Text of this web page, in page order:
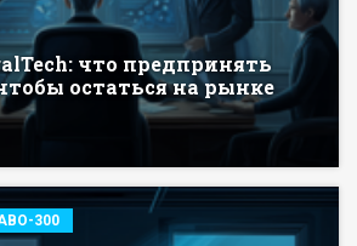
что предпринять
остаться на рынке
300